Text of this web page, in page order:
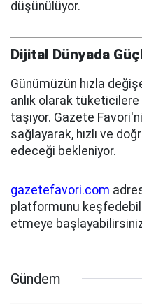
düşünülüyor.
Dijital Dünyada
Günümüzün hızla
anlık olarak tüketicilere
taşıyor. Gazete
sağlayarak, hızlı ve
edeceği bekleniyor.
gazetefavori.com
platformunu
etmeye
Gündem